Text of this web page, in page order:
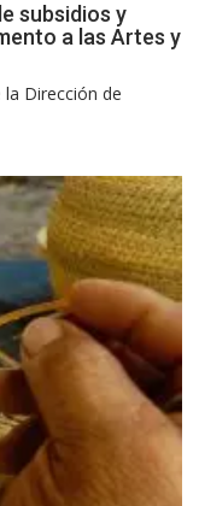
subsidios y
a las Artes y
la Dirección de